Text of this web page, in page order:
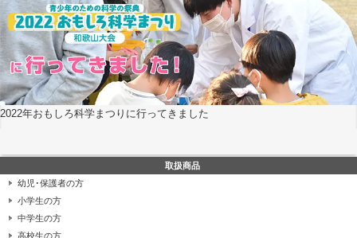
2022年おもしろ科学まつりに行ってきました
取扱商品
幼児･保護者の方
小学生の方
中学生の方
高校生の方